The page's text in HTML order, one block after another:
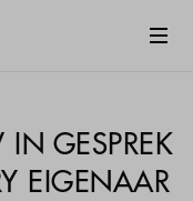
GESPREK
EIGENAAR